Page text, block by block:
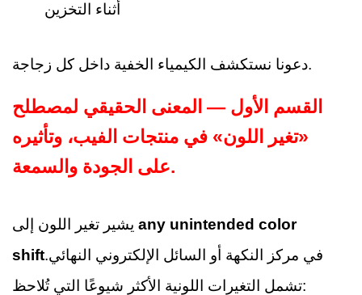
أثناء التخزين
دعونا نستكشف الكيمياء الخفية داخل كل زجاجة.
القسم الأول — المعنى الحقيقي لمصطلح
«تغير اللون» في منتجات الفيب، وتأثيره
على الجودة والسمعة.
any unintended color
shiftفي مركز النكهة أو السائل الإلكتروني النهائي.
تشمل التغيرات اللونية الأكثر شيوعًا التي تُلاحظ: